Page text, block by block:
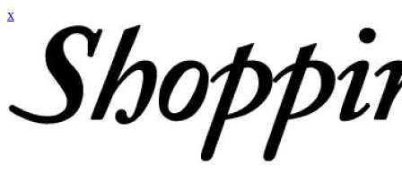
x